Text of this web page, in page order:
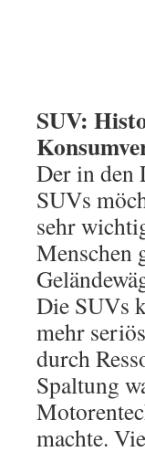
SUV:
Der in den
SUVs
sehr
Menschen
Die SUVs
mehr
durch
Spaltung
machte.